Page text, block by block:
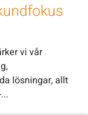
vi vår
lösningar, allt